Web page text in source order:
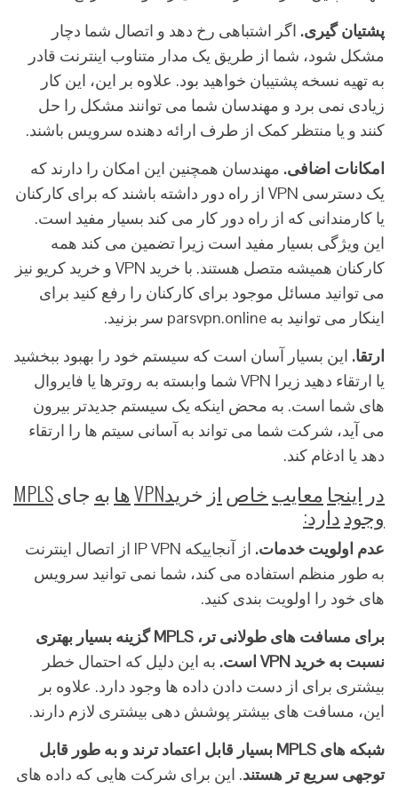
پشتیان گیری. اگر اشتباهی رخ دهد و اتصال شما دچار
مشکل شود، شما از طریق یک مدار متناوب اینترنت قادر
به تهیه نسخه پشتیبان خواهید بود. علاوه بر این، این کار
زیادی نمی برد و مهندسان شما می توانند مشکل را حل
کنند و یا منتظر کمک از طرف ارائه دهنده سرویس باشند.
امکانات اضافی. مهندسان همچنین این امکان را دارند که
یک دسترسی VPN از راه دور داشته باشند که برای کارکنان
یا کارمندانی که از راه دور کار می کند بسیار مفید است.
این ویژگی بسیار مفید است زیرا تضمین می کند همه
کارکنان همیشه متصل هستند. با خرید VPN و خرید کریو نیز
می توانید مسائل موجود برای کارکنان را رفع کنید برای
اینکار می توانید به parsvpn.online سر بزنید.
ارتقا. این بسیار آسان است که سیستم خود را بهبود ببخشید
یا ارتقاء دهید زیرا VPN شما وابسته به روترها یا فایروال
های شما است. به محض اینکه یک سیستم جدیدتر بیرون
می آید، شرکت شما می تواند به آسانی سیتم ها را ارتقاء
دهد یا ادغام کند.
در اینجا معایب خاص از خر یدVPNها به جایMPLS
وجوددارد:
عدم اولویت خدمات.
از آنجاییکه IP VPN از اتصال اینترنت
به طور منظم استفاده می کند، شما نمی توانید سرویس
های خود را اولویت بندی کنید.
برای مسافت های طولانی تر، MPLS گزینه بسیار بهتری
نسبت به خرید VPN است. به این دلیل که احتمال خطر
بیشتری برای از دست دادن داده ها وجود دارد. علاوه بر
این، مسافت های بیشتر پوشش دهی بیشتری لازم دارند.
شبکه های MPLS بسیار قابل اعتماد ترند و به طور قابل
توجهی سریع تر هستند. این برای شرکت هایی که داده های